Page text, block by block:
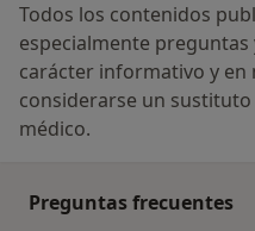
Todos los contenidos
especialmente preguntas
carácter informativo y en
considerarse un
médico.
Preguntas frecuentes